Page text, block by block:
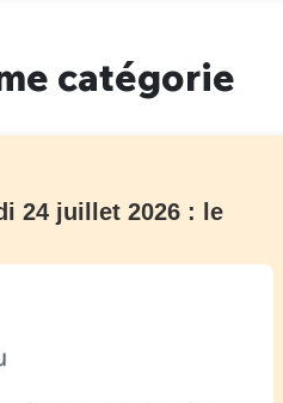
catégorie
24 juillet 2026 : le